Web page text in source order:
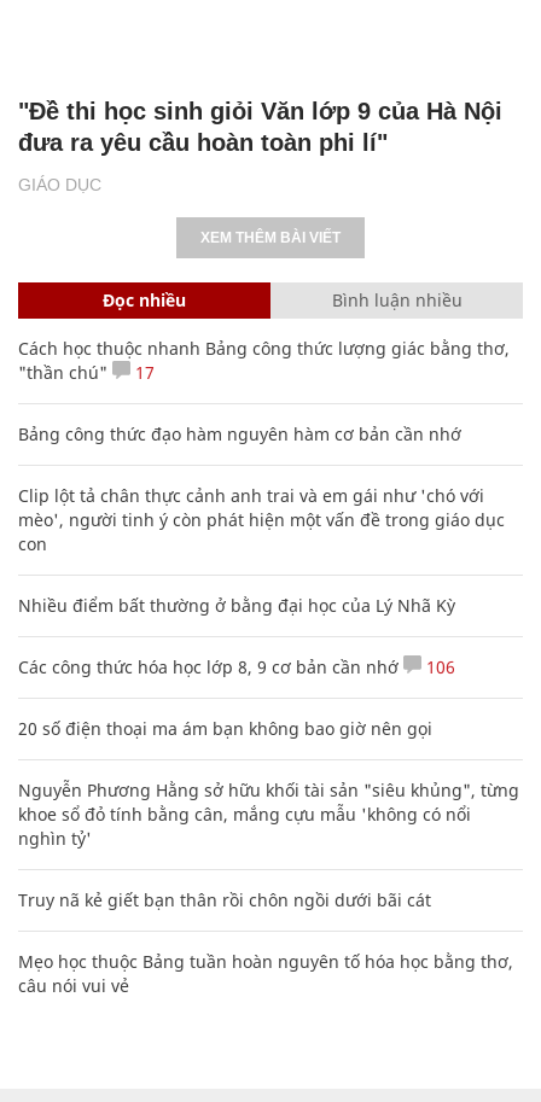
GIÁO DỤC
"Đề thi học sinh giỏi Văn lớp 9 của Hà Nội
đưa ra yêu cầu hoàn toàn phi lí"
XEM THÊM BÀI VIẾT
Đọc nhiều Bình luận nhiều
Cách học thuộc nhanh Bảng công thức lượng giác bằng thơ,
"thần chú"
17
Bảng công thức đạo hàm nguyên hàm cơ bản cần nhớ
Clip lột tả chân thực cảnh anh trai và em gái như 'chó với
mèo', người tinh ý còn phát hiện một vấn đề trong giáo dục
con
Nhiều điểm bất thường ở bằng đại học của Lý Nhã Kỳ
Các công thức hóa học lớp 8, 9 cơ bản cần nhớ 106
20 số điện thoại ma ám bạn không bao giờ nên gọi
Nguyễn Phương Hằng sở hữu khối tài sản "siêu khủng", từng
khoe sổ đỏ tính bằng cân, mắng cựu mẫu 'không có nổi
nghìn tỷ'
Truy nã kẻ giết bạn thân rồi chôn ngồi dưới bãi cát
Mẹo học thuộc Bảng tuần hoàn nguyên tố hóa học bằng thơ,
câu nói vui vẻ